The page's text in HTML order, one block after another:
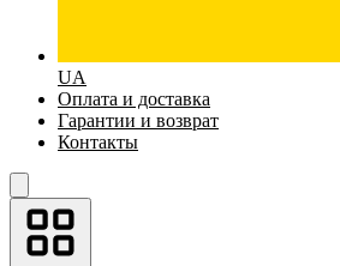
UA
Оплата и доставка
Гарантии и возврат
Контакты